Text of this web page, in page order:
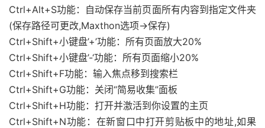
Ctrl+Alt+S功能：自动保存当前页面所有内容到指定文件夹
(保存路径可更改,Maxthon选项→保存)
Ctrl+Shift+小键盘’+’功能：所有页面放大20%
Ctrl+Shift+小键盘’-‘功能：所有页面缩小20%
Ctrl+Shift+F功能：输入焦点移到搜索栏
Ctrl+Shift+G功能：关闭“简易收集”面板
Ctrl+Shift+H功能：打开并激活到你设置的主页
Ctrl+Shift+N功能：在新窗口中打开剪贴板中的地址,如果